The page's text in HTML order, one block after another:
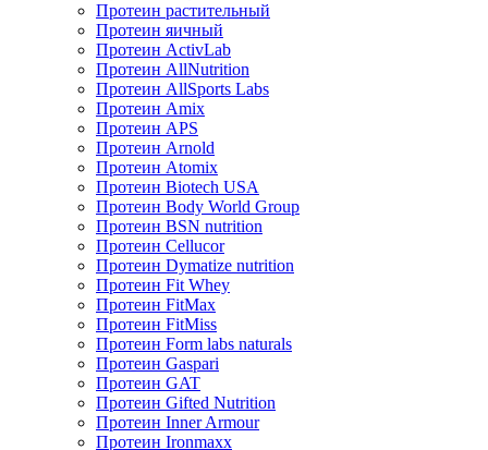
Протеин растительный
Протеин яичный
Протеин ActivLab
Протеин AllNutrition
Протеин AllSports Labs
Протеин Amix
Протеин APS
Протеин Arnold
Протеин Atomix
Протеин Biotech USA
Протеин Body World Group
Протеин BSN nutrition
Протеин Cellucor
Протеин Dymatize nutrition
Протеин Fit Whey
Протеин FitMax
Протеин FitMiss
Протеин Form labs naturals
Протеин Gaspari
Протеин GAT
Протеин Gifted Nutrition
Протеин Inner Armour
Протеин Ironmaxx